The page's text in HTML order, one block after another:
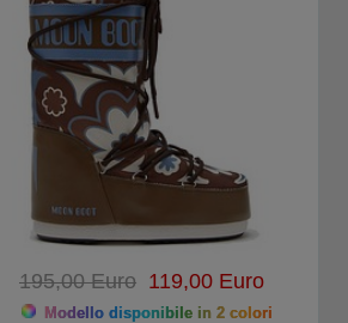
195,00 Euro 119,00 Euro
Modello disponibile in 2 colori